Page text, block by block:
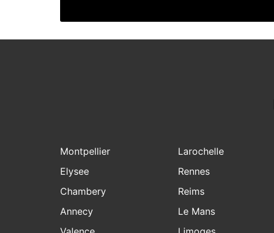
Montpellier
Elysee
Chambery
Annecy
Larochelle
Rennes
Reims
Le Mans